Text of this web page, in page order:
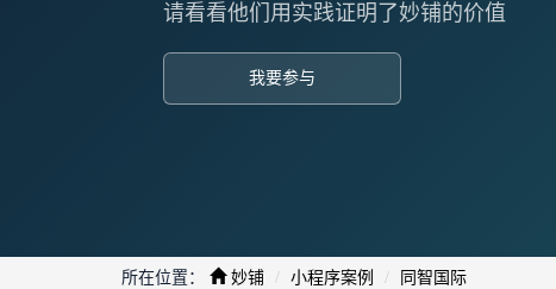
请看看他们用实践证明了妙铺的价值
我要参与
所在位置： 妙铺 小程序案例 同智国际